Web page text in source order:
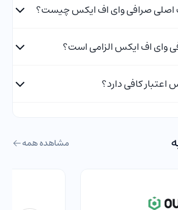
اصلی صرافی وای اف ایکس چیست؟
وای اف ایکس الزامی است؟
اعتبار کافی دارد؟
مشاهده همه